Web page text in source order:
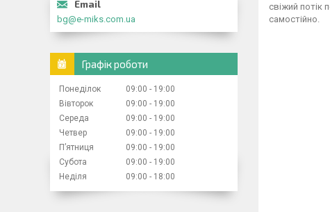
свіжий потік
самостійно.
bg@e-miks.com.ua
Графік роботи
Понеділок 09:00
19:00
Вівторок
09:00
19:00
Середа
09:00
19:00
Четвер
09:00
19:00
Пʼятниця
09:00
19:00
Субота
09:00
19:00
Неділя
09:00 18:00